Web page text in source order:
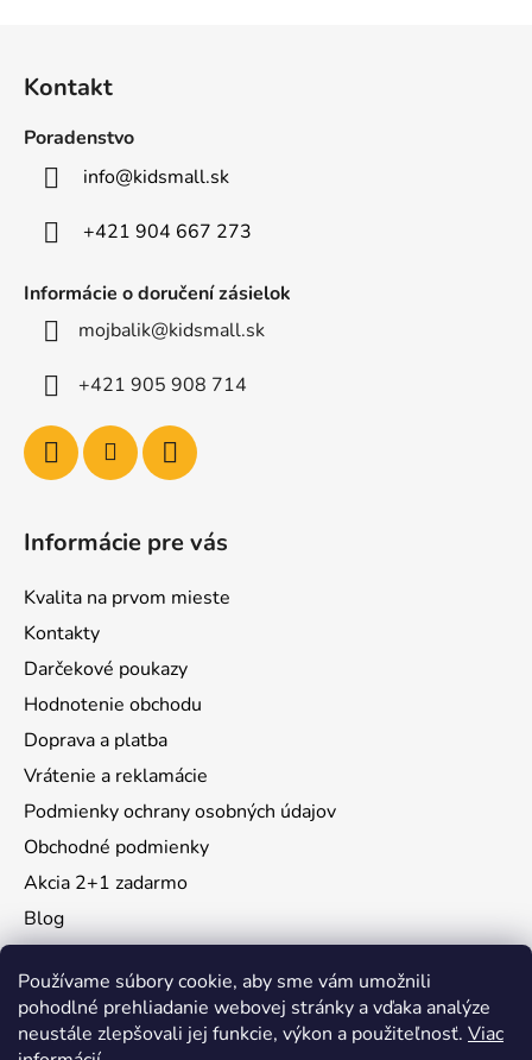
Používame súbory cookie, aby sme vám umožnili
pohodlné prehliadanie webovej stránky a vďaka analýze
neustále zlepšovali jej funkcie, výkon a použiteľnosť. Viac
Kontakt
Poradenstvo
info@kidsmall.sk
+421 904 667 273
Informácie o doručení zásielok
mojbalik@kidsmall.sk
+421 905 908 714
Informácie pre vás
Kvalita na prvom mieste
Kontakty
Darčekové poukazy
Hodnotenie obchodu
Doprava a platba
Vrátenie a reklamácie
Podmienky ochrany osobných údajov
Obchodné podmienky
Akcia 2+1 zadarmo
Blog